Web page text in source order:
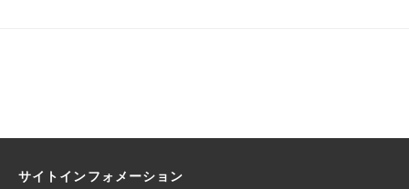
サイトインフォメーション